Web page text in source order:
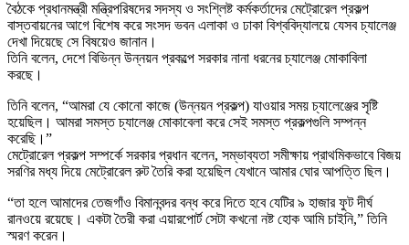
বৈঠকে প্রধানমন্ত্রী মন্ত্রিপরিষদের সদস্য ও সংশ্লিষ্ট কর্মকর্তাদের মেট্রোরেল প্রকল্প
বাস্তবায়নের আগে বিশেষ করে সংসদ ভবন এলাকা ও ঢাকা বিশ্ববিদ্যালয়ে যেসব চ্যালেঞ্জ
দেখা দিয়েছে সে বিষয়েও জানান।
তিনি বলেন, দেশে বিভিন্ন উন্নয়ন প্রকল্পে সরকার নানা ধরনের চ্যালেঞ্জ মোকাবিলা
করছে।
তিনি বলেন, “আমরা যে কোনো কাজে (উন্নয়ন প্রকল্প) যাওয়ার সময় চ্যালেঞ্জের সৃষ্টি
হয়েছিল। আমরা সমস্ত চ্যালেঞ্জ মোকাবেলা করে সেই সমস্ত প্রকল্পগুলি সম্পন্ন
করেছি।”
মেট্রোরেল প্রকল্প সম্পর্কে সরকার প্রধান বলেন, সম্ভাব্যতা সমীক্ষায় প্রাথমিকভাবে বিজয়
সরণির মধ্য দিয়ে মেট্রোরেল রুট তৈরি করা হয়েছিল যেখানে আমার ঘোর আপত্তি ছিল।
“তা হলে আমাদের তেজগাঁও বিমানবন্দর বন্ধ করে দিতে হবে যেটির ৯ হাজার ফুট দীর্ঘ
রানওয়ে রয়েছে। একটা তৈরী করা এয়ারপোর্ট সেটা কখনো নষ্ট হোক আমি চাইনি,” তিনি
স্মরণ করেন।